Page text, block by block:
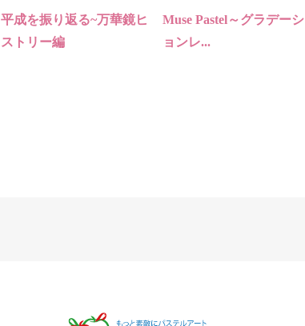
平成を振り返る~万華鏡ヒ
ストリー編
Muse Pastel～グラデーシ
ョンレ...